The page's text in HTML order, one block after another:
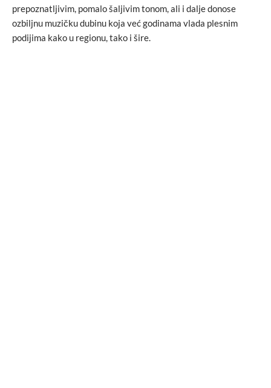
prepoznatljivim, pomalo šaljivim tonom, ali i dalje donose
ozbiljnu muzičku dubinu koja već godinama vlada plesnim
podijima kako u regionu, tako i šire.